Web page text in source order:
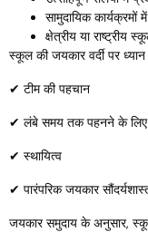
सामुदायिक कार्यक्रमों
क्षेत्रीय या राष्ट्रीय
स्कूल की जयकार वर्दी पर
✔ टीम की पहचान
✔ लंबे समय तक पहनने के लिए
✔ स्थायित्व
✔ पारंपरिक जयकार
जयकार समुदाय के अनुसार, स्कूल